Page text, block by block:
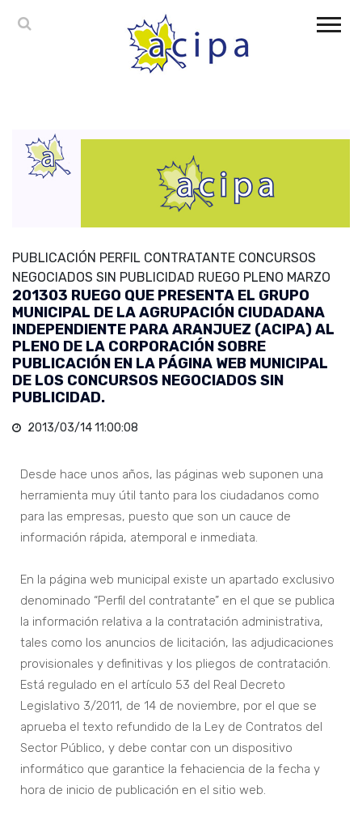
PUBLICACIÓN PERFIL CONTRATANTE CONCURSOS
NEGOCIADOS SIN PUBLICIDAD RUEGO PLENO MARZO
201303 RUEGO QUE PRESENTA EL GRUPO
MUNICIPAL DE LA AGRUPACIÓN CIUDADANA
INDEPENDIENTE PARA ARANJUEZ (ACIPA) AL
PLENO DE LA CORPORACIÓN SOBRE
PUBLICACIÓN EN LA PÁGINA WEB MUNICIPAL
DE LOS CONCURSOS NEGOCIADOS SIN
PUBLICIDAD.
2013/03/14 11:00:08
Desde hace unos años, las páginas web suponen una
herramienta muy útil tanto para los ciudadanos como
para las empresas, puesto que son un cauce de
información rápida, atemporal e inmediata.
En la página web municipal existe un apartado exclusivo
denominado “Perfil del contratante” en el que se publica
la información relativa a la contratación administrativa,
tales como los anuncios de licitación, las adjudicaciones
provisionales y definitivas y los pliegos de contratación.
Está regulado en el artículo 53 del Real Decreto
Legislativo 3/2011, de 14 de noviembre, por el que se
aprueba el texto refundido de la Ley de Contratos del
Sector Público, y debe contar con un dispositivo
informático que garantice la fehaciencia de la fecha y
hora de inicio de publicación en el sitio web.